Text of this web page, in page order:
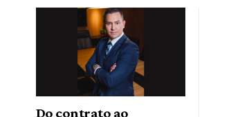
Do contrato ao